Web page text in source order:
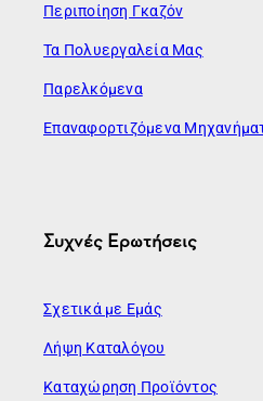
Περιποίηση Γκαζόν
Τα Πολυεργαλεία Μας
Παρελκόμενα
Επαναφορτιζόμενα
Συχνές Ερωτήσεις
Σχετικά με Εμάς
Λήψη Καταλόγου
Καταχώρηση Προϊόντος